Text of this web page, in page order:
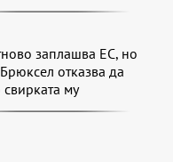
заплашва ЕС, но
отказва да
му